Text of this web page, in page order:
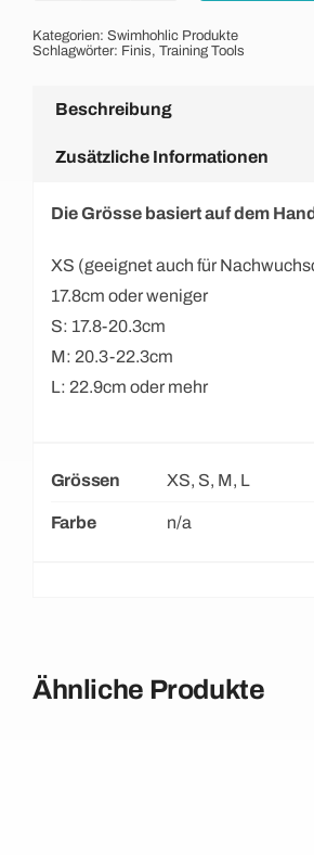
Menge
Kategorien: Swimhohlic Produkte
Schlagwörter: Finis, Training Tools
Beschreibung
Zusätzliche Informationen
Die Grösse basiert auf dem
XS (geeignet auch für
17.8cm oder weniger
S: 17.8-20.3cm
M: 20.3-22.3cm
L: 22.9cm oder mehr
Grössen XS, S, M, L
Farbe n/a
Ähnliche Produkte